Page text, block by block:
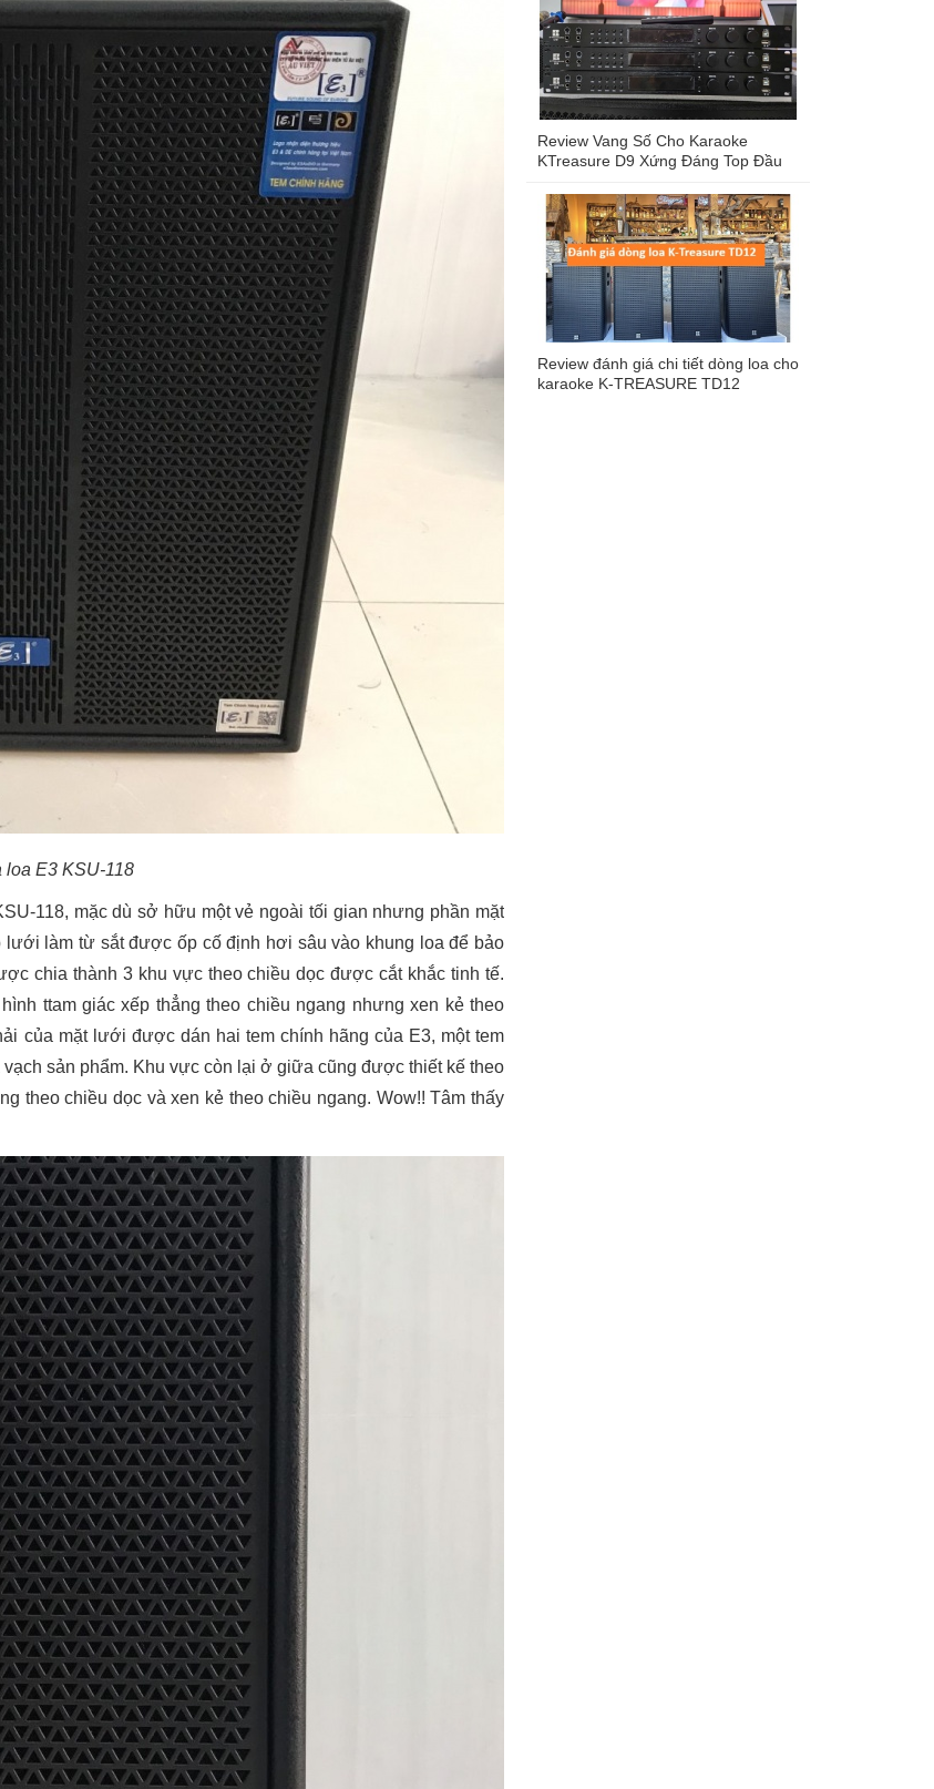
loa E3 KSU-118
118, mặc dù sở hữu một vẻ ngoài tối gian nhưng phần mặt
làm từ sắt được ốp cố định hơi sâu vào khung loa để bảo
chia thành 3 khu vực theo chiều dọc được cắt khắc tinh tế.
ttam giác xếp thẳng theo chiều ngang nhưng xen kẻ theo
của mặt lưới được dán hai tem chính hãng của E3, một tem
sản phẩm. Khu vực còn lại ở giữa cũng được thiết kế theo
theo chiều dọc và xen kẻ theo chiều ngang. Wow!! Tâm thấy
Review Vang Số Cho Karaoke
KTreasure D9 Xứng Đáng Top Đầu
Review đánh giá chi tiết dòng loa cho
karaoke K-TREASURE TD12